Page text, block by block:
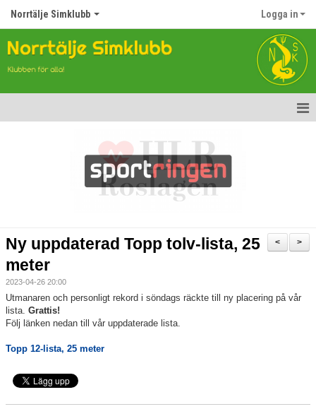
Norrtälje Simklubb Logga in
Topp Tolv
Anmälan till Simklubben
Våra tävlingar
Klubbkollektion
>
<
Ny uppdaterad Topp tolv-lista, 25
meter
2023-04-26 20:00
Utmanaren och personligt rekord i söndags räckte till ny placering på vår
lista. Grattis!
Följ länken nedan till vår uppdaterade lista.
Topp 12-lista, 25 meter